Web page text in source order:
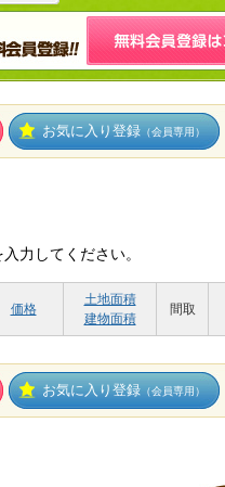
お気に入り登録 （会員専用）
力してください。
価格
土地面積
建物面積
間取
お気に入り登録 （会員専用）